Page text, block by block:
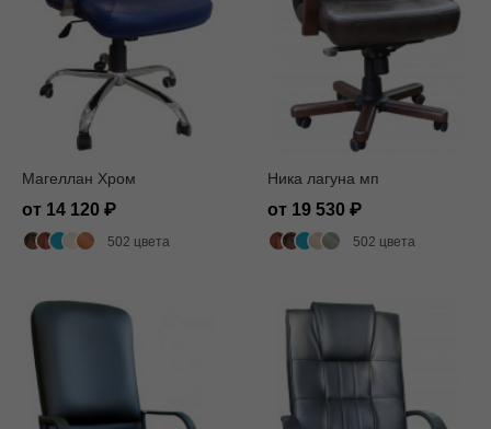
Магеллан Хром
от 14 120
502 цвета
Ника лагуна мп
от 19 530
502 цвета